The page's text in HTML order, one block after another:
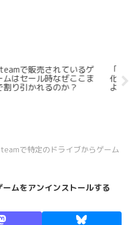
本語
に
性
圧倒的に好評ローグライ
「Hades」はなぜクソゲ
なのか？
で特定のドライブからゲーム
ムをアンインストールする